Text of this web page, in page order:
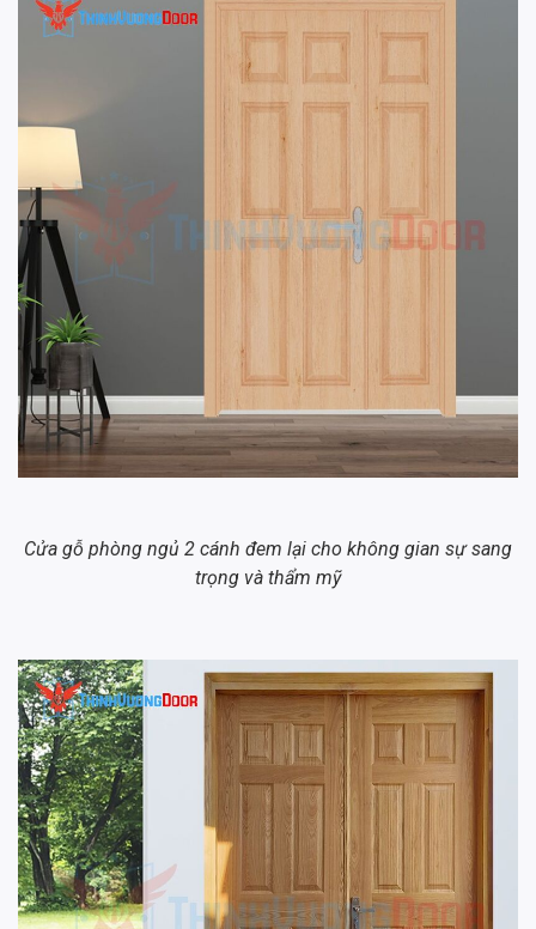
Cửa gỗ phòng ngủ 2 cánh đem lại cho không gian sự sang
trọng và thẩm mỹ